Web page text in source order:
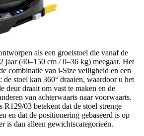
als een groeistoel die vanaf de
jaar (40–150 cm / 0–36 kg) meegaat. Het
combinatie van i‑Size veiligheid en een
de stoel kan 360° draaien, waardoor u het
deur draait om vast te maken en de
van achterwaarts naar voorwaarts.
03 betekent dat de stoel strenge
en dat de positionering gebaseerd is op
is dan alleen gewichtscategorieën.